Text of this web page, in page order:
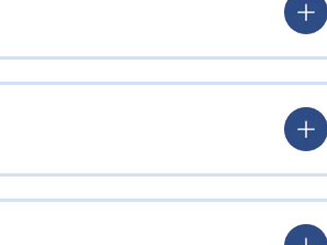
オ プログラミングチャレンジャー
緒にバグを倒す旅に出る」内容で、子
理解できる。
School」が監修した、大学入試まで
把握することで、自分から質問をする
を体感的に学ぶ。その後、オリジナル
習得していく。教材にはマンガ出版も
を進めると新しいキャラクターがもら
素が満載。集中力を持続させつつ、楽